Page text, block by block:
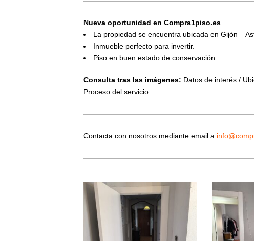
Nueva oportunidad en Compra1piso.es
La propiedad se encuentra ubicada en Gijón –
Inmueble perfecto para invertir.
Piso en buen estado de conservación
Consulta tras las imágenes: Datos de interés /
Proceso del servicio
Contacta con nosotros mediante email a